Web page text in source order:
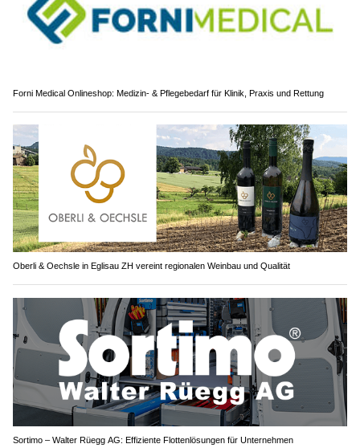
Forni Medical Onlineshop: Medizin- & Pflegebedarf für Klinik, Praxis und Rettung
Oberli & Oechsle in Eglisau ZH vereint regionalen Weinbau und Qualität
Sortimo – Walter Rüegg AG: Effiziente Flottenlösungen für Unternehmen